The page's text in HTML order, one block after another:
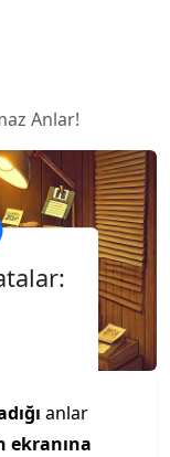
Anlar!
anlar
ekranına